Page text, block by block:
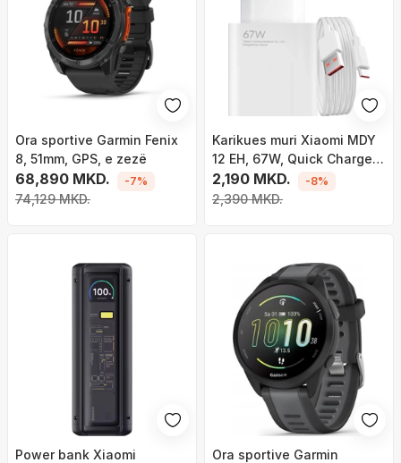
Ora sportive Garmin Fenix
8, 51mm, GPS, e zezë
68,890 MKD.
74,129 MKD.
-7%
Karikues muri Xiaomi MDY
12 EH, 67W, Quick Charge
3.0, i bardhë
2,190 MKD.
2,390 MKD.
-8%
Power bank Xiaomi
Ora sportive Garmin